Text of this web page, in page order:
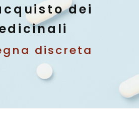
dei
discreta